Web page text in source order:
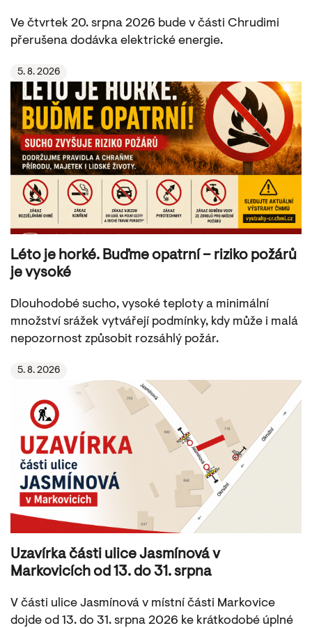
Ve čtvrtek 20. srpna 2026 bude v části Chrudimi
přerušena dodávka elektrické energie.
5. 8. 2026
Léto je horké. Buďme opatrní – riziko požárů
je vysoké
Dlouhodobé sucho, vysoké teploty a minimální
množství srážek vytvářejí podmínky, kdy může i malá
nepozornost způsobit rozsáhlý požár.
5. 8. 2026
Uzavírka části ulice Jasmínová v
Markovicích od 13. do 31. srpna
V části ulice Jasmínová v místní části Markovice
dojde od 13. do 31. srpna 2026 ke krátkodobé úplné